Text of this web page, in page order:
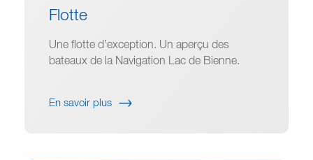
Flotte
Une flotte d’exception. Un aperçu des
bateaux de la Navigation Lac de Bienne.
En savoir plus